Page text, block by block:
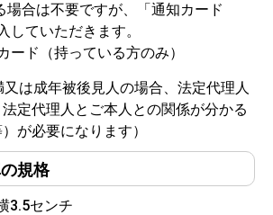
場合は不要ですが、「通知カード
していただきます。
ード（持っている方のみ）
は成年被後見人の場合、法定代理人
定代理人とご本人との関係が分かる
が必要になります）
規格
3.5センチ